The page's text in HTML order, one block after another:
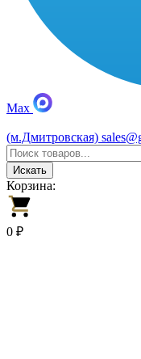
Max
(м.Дмитровская)
Искать
Корзина:
0 ₽